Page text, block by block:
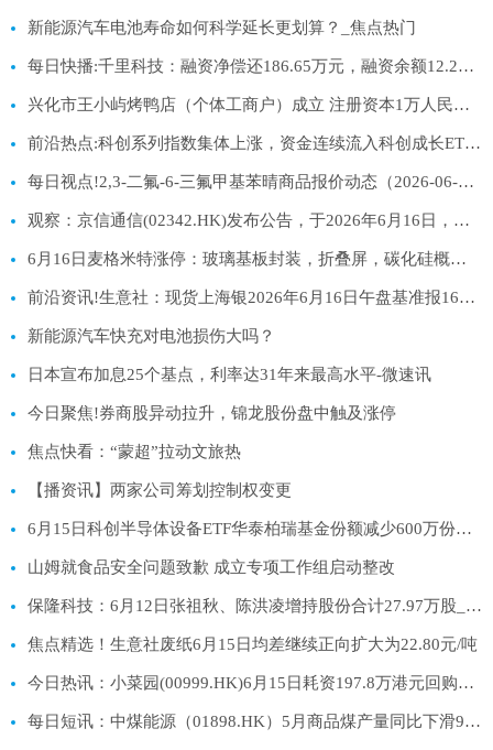
新能源汽车电池寿命如何科学延长更划算？_焦点热门
每日快播:千里科技：融资净偿还186.65万元，融资余额12.2亿元
兴化市王小屿烤鸭店（个体工商户）成立 注册资本1万人民币 每日播报
前沿热点:科创系列指数集体上涨，资金连续流入科创成长ETF易方达（588020）
每日视点!2,3-二氟-6-三氟甲基苯晴商品报价动态（2026-06-16）
观察：京信通信(02342.HK)发布公告，于2026年6月16日，该公司斥资22.67万港元回购20万股
6月16日麦格米特涨停：玻璃基板封装，折叠屏，碳化硅概念热股
前沿资讯!生意社：现货上海银2026年6月16日午盘基准报16603元/千克
新能源汽车快充对电池损伤大吗？
日本宣布加息25个基点，利率达31年来最高水平-微速讯
今日聚焦!券商股异动拉升，锦龙股份盘中触及涨停
焦点快看：“蒙超”拉动文旅热
【播资讯】两家公司筹划控制权变更
6月15日科创半导体设备ETF华泰柏瑞基金份额减少600万份，重仓股拓荆科技、华海清科、中微公司_新资讯
山姆就食品安全问题致歉 成立专项工作组启动整改
保隆科技：6月12日张祖秋、陈洪凌增持股份合计27.97万股_今日要闻
焦点精选！生意社废纸6月15日均差继续正向扩大为22.80元/吨
今日热讯：小菜园(00999.HK)6月15日耗资197.8万港元回购29.2万股
每日短讯：中煤能源（01898.HK）5月商品煤产量同比下滑9.2%至1,081万吨